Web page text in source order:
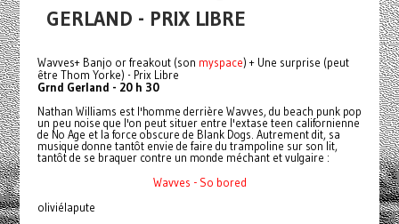
GERLAND - PRIX LIBRE
Wavves+ Banjo or freakout (son myspace) + Une surprise (peut
être Thom Yorke) - Prix Libre
Grnd Gerland - 20 h 30
Nathan Williams est l'homme derrière Wavves, du beach punk pop
un peu noise que l'on peut situer entre l'extase teen californienne
de No Age et la force obscure de Blank Dogs. Autrement dit, sa
musique donne tantôt envie de faire du trampoline sur son lit,
tantôt de se braquer contre un monde méchant et vulgaire :
Wavves - So bored
oliviélapute